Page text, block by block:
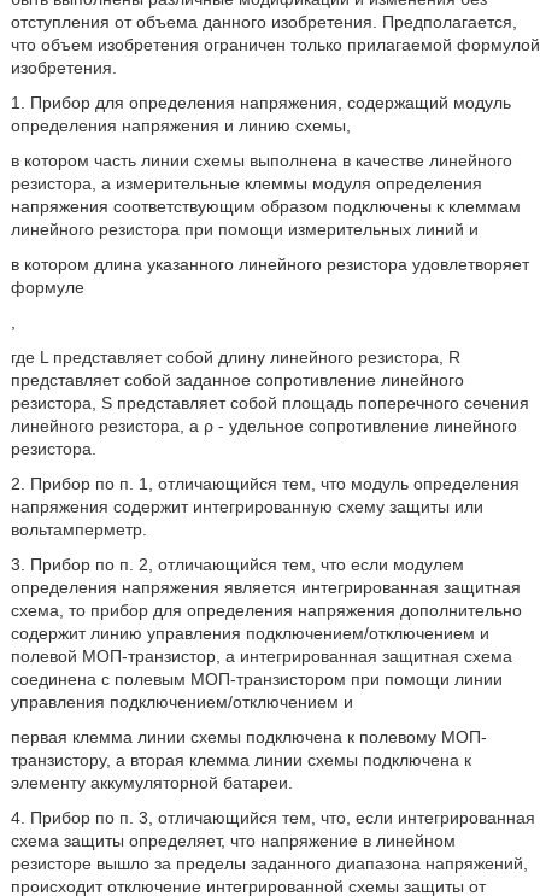
отступления от объема данного изобретения. Предполагается,
что объем изобретения ограничен только прилагаемой формулой
изобретения.
1. Прибор для определения напряжения, содержащий модуль
определения напряжения и линию схемы,
в котором часть линии схемы выполнена в качестве линейного
резистора, а измерительные клеммы модуля определения
напряжения соответствующим образом подключены к клеммам
линейного резистора при помощи измерительных линий и
в котором длина указанного линейного резистора удовлетворяет
формуле
где L представляет собой длину линейного резистора, R
представляет собой заданное сопротивление линейного
резистора, S представляет собой площадь поперечного сечения
линейного резистора, а ρ - удельное сопротивление линейного
резистора.
2. Прибор по п. 1, отличающийся тем, что модуль определения
напряжения содержит интегрированную схему защиты или
вольтамперметр.
3. Прибор по п. 2, отличающийся тем, что если модулем
определения напряжения является интегрированная защитная
схема, то прибор для определения напряжения дополнительно
содержит линию управления подключением/отключением и
полевой МОП-транзистор, а интегрированная защитная схема
соединена с полевым МОП-транзистором при помощи линии
управления подключением/отключением и
первая клемма линии схемы подключена к полевому МОП-
транзистору, а вторая клемма линии схемы подключена к
элементу аккумуляторной батареи.
4. Прибор по п. 3, отличающийся тем, что, если интегрированная
схема защиты определяет, что напряжение в линейном
резисторе вышло за пределы заданного диапазона напряжений,
происходит отключение интегрированной схемы защиты от